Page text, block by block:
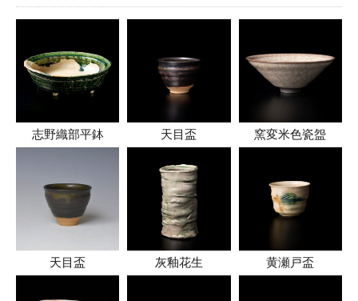
志野織部平鉢 天目盃 窯変米色瓷盌
天目盃 灰釉花生 黄瀬戸盃